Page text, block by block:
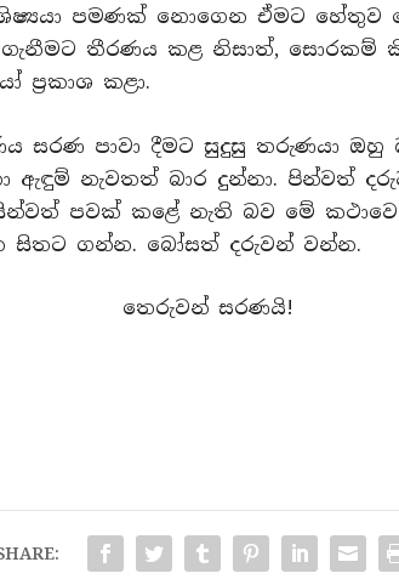
පමණක් නොගෙන ඒමට හේතුව
තීරණය කළ නිසාත්, සොරකම්
කළා.
සරණ පාවා දීමට සුදුසු තරුණයා
ඇඳුම් නැවතත් බාර දුන්නා. පින්වත්
පවක් කළේ නැති බව මේ
සිතට ගන්න. බෝසත් දරුවන් වන්න.
තෙරුවන් සරණයි!